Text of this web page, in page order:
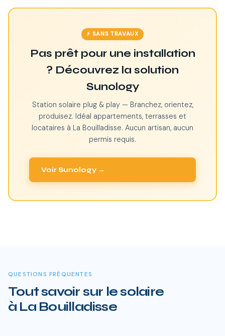
⚡ SANS TRAVAUX
Pas prêt pour une installation
? Découvrez la solution
Sunology
Station solaire plug & play — Branchez, orientez,
produisez. Idéal appartements, terrasses et
locataires à La Bouilladisse. Aucun artisan, aucun
permis requis.
Voir Sunology →
QUESTIONS FRÉQUENTES
Tout savoir sur le solaire
à La Bouilladisse